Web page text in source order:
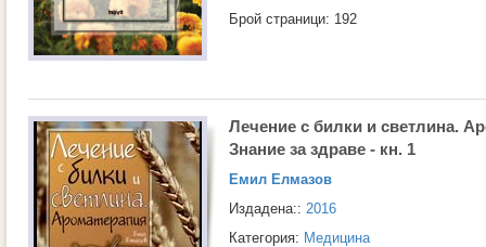
Брой страници: 192
Лечение с билки и светлина.
Знание за здраве - кн. 1
Емил Елмазов
Издадена:: 2016
Категория: Медицина